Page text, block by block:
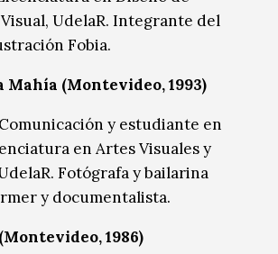
UdelaR. Integrante del
Fobia.
Mahía (Montevideo, 1993)
y estudiante en
en Artes Visuales y
Fotógrafa y bailarina
y documentalista.
1986)